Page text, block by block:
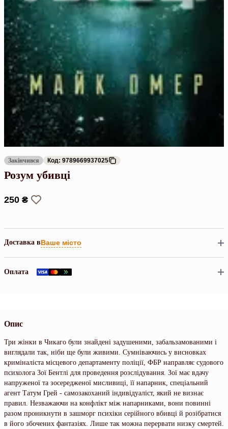
Закінчився Код: 9789669937025
Розум убивці
250 ₴
Доставка вВаше місто
Оплата
Опис
Три жінки в Чикаго були знайдені задушеними, забальзамованими і
виглядали так, ніби ще були живими. Сумніваючись у висновках
криміналіста місцевого департаменту поліції, ФБР направляє судового
психолога Зої Бентлі для проведення розслідування. Зої має вдачу
напруженої та зосередженої мисливиці, її напарник, спеціальний
агент Татум Грей - самозакоханий індивідуаліст, який не визнає
правил. Незважаючи на конфлікт між напарниками, вони повинні
разом проникнути в зашморг психіки серійного вбивці й розібратися
в його збочених фантазіях. Лише так можна перервати низку смертей.